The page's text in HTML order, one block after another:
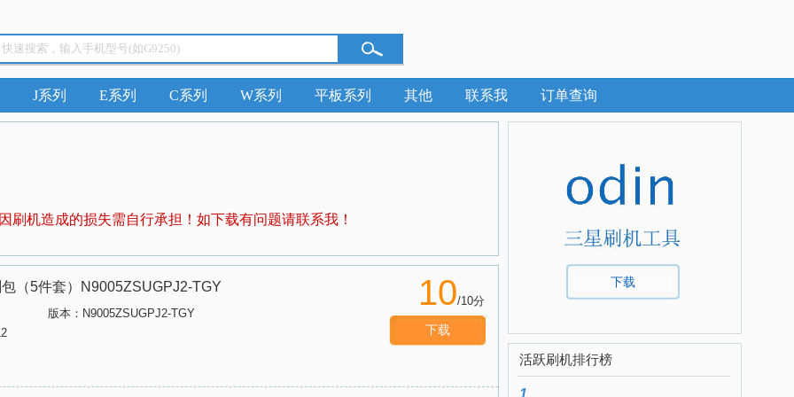
J系列 E系列 C系列 W系列 平板系列 其他 联系我 订单查询
刷机造成的损失需自行承担！如下载有问题请联系我！
（5件套）N9005ZSUGPJ2-TGY
版本：N9005ZSUGPJ2-TGY
10/10分
下载
下载
活跃刷机排行榜
1